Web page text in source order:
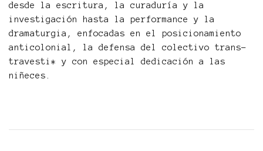
desde la escritura, la curaduría y la
investigación hasta la performance y la
dramaturgia, enfocadas en el posicionamiento
anticolonial, la defensa del colectivo trans-
travesti* y con especial dedicación a las
niñeces.